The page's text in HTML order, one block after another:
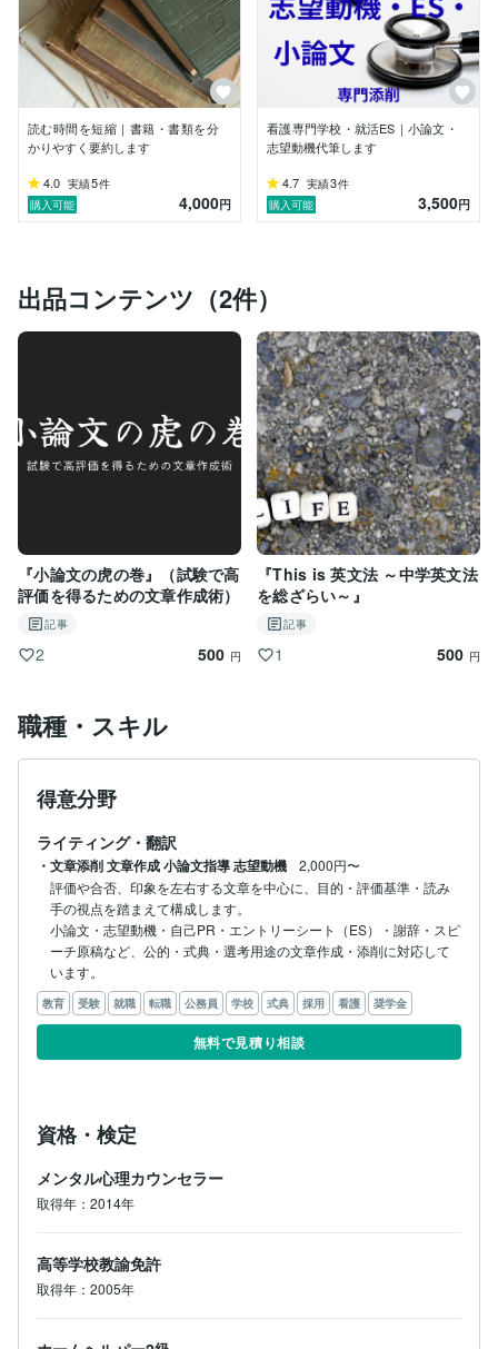
読む時間を短縮｜書籍・書類を分
かりやすく要約します
4.0 実績5件
購入可能
4,000円
看護専門学校・就活ES｜小論文・
志望動機代筆します
4.7 実績3件
購入可能
3,500円
出品コンテンツ（2件）
『小論文の虎の巻』（試験で高
評価を得るための文章作成術）
記事
2 500 円
『This is 英文法 ～中学英文法
を総ざらい～』
記事
1 500 円
職種・スキル
得意分野
ライティング・翻訳
・文章添削 文章作成 小論文指導 志望動機
2,000円〜
評価や合否、印象を左右する文章を中心に、目的・評価基準・読み
手の視点を踏まえて構成します。
小論文・志望動機・自己PR・エントリーシート（ES）・謝辞・スピ
ーチ原稿など、公的・式典・選考用途の文章作成・添削に対応して
教育 受験 就職 転職 公務員 学校 式典 採用 看護 奨学金
無料で見積り相談
資格・検定
メンタル心理カウンセラー
取得年：2014年
高等学校教諭免許
取得年：2005年